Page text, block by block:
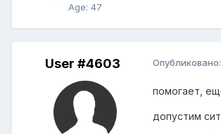
Age: 47
User #4603 Опубликовано:
помогает,
допустим